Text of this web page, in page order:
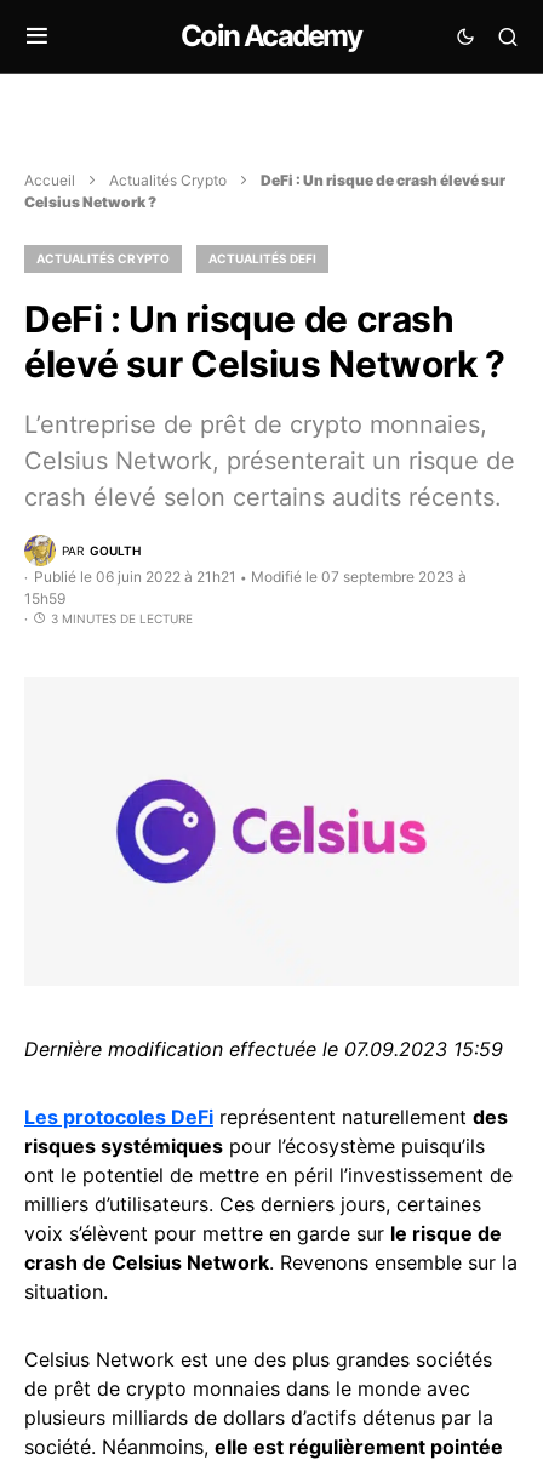
Coin Academy
Accueil Actualités Crypto
DeFi : Un risque de crash élevé sur
Celsius Network ?
ACTUALITÉS CRYPTO ACTUALITÉS DEFI
DeFi : Un risque de crash
élevé sur Celsius Network ?
L’entreprise de prêt de crypto monnaies,
Celsius Network, présenterait un risque de
crash élevé selon certains audits récents.
PAR GOULTH
Publié le 06 juin 2022 à 21h21 • Modifié le 07 septembre 2023 à
15h59
3 MINUTES DE LECTURE
Dernière modification effectuée le 07.09.2023 15:59
Les protocoles DeFi représentent naturellement des
risques systémiques pour l’écosystème puisqu’ils
ont le potentiel de mettre en péril l’investissement de
milliers d’utilisateurs. Ces derniers jours, certaines
voix s’élèvent pour mettre en garde sur le risque de
crash de Celsius Network. Revenons ensemble sur la
situation.
Celsius Network est une des plus grandes sociétés
de prêt de crypto monnaies dans le monde avec
plusieurs milliards de dollars d’actifs détenus par la
société. Néanmoins, elle est régulièrement pointée